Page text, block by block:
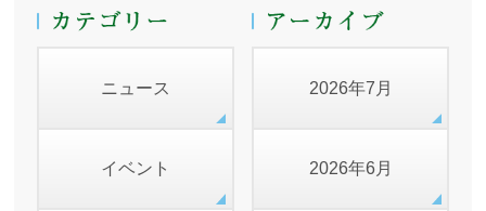
ニュース
イベント
2026年7月
2026年6月